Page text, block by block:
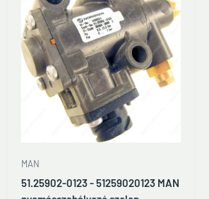
MAN
51.25902-0123 - 51259020123 MAN